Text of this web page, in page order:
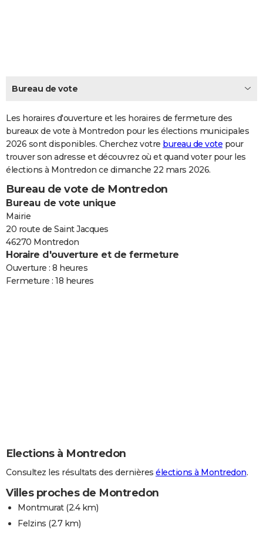
CARTE DE VOEUX
Dictionnaire
Biographies
Citations
Expressions
Proverbes
PROGRAMME TV
COPAINS D'AVANT
FORUM
Bricolage
Lifestyle
Culture
Sport
Auto
Television
Voyage
Cinema
Bureau de vote
Les horaires d'ouverture et les horaires de fermeture des
bureaux de vote à Montredon pour les élections municipales
2026 sont disponibles. Cherchez votre bureau de vote pour
trouver son adresse et découvrez où et quand voter pour les
élections à Montredon ce dimanche 22 mars 2026.
Bureau de vote de Montredon
Bureau de vote unique
Mairie
20 route de Saint Jacques
46270 Montredon
Horaire d'ouverture et de fermeture
Ouverture : 8 heures
Fermeture : 18 heures
Elections à Montredon
Consultez les résultats des dernières élections à Montredon.
Villes proches de Montredon
Montmurat(2.4 km)
Felzins (2.7 km)